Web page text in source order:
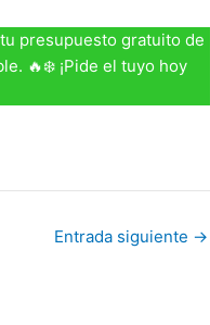
presupuesto gratuito de
🔥❄️ ¡Pide el tuyo hoy
Entrada siguiente →